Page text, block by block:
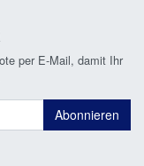
per E-Mail, damit Ihr
Abonnieren